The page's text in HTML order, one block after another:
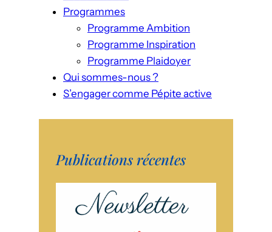
Programmes
Programme Ambition
Programme Inspiration
Programme Plaidoyer
Qui sommes-nous ?
S’engager comme Pépite active
Publications récentes